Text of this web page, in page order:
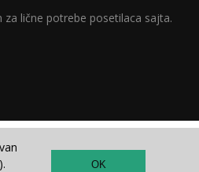
lične potrebe posetilaca sajta.
OK